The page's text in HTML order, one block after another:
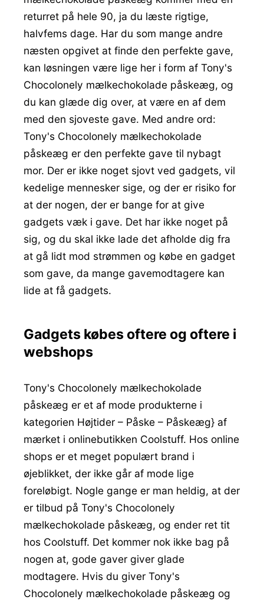
returret på hele 90, ja du læste rigtige,
halvfems dage. Har du som mange andre
næsten opgivet at finde den perfekte gave,
kan løsningen være lige her i form af Tony's
Chocolonely mælkechokolade påskeæg, og
du kan glæde dig over, at være en af dem
med den sjoveste gave. Med andre ord:
Tony's Chocolonely mælkechokolade
påskeæg er den perfekte gave til nybagt
mor. Der er ikke noget sjovt ved gadgets, vil
kedelige mennesker sige, og der er risiko for
at der nogen, der er bange for at give
gadgets væk i gave. Det har ikke noget på
sig, og du skal ikke lade det afholde dig fra
at gå lidt mod strømmen og købe en gadget
som gave, da mange gavemodtagere kan
lide at få gadgets.
Gadgets købes oftere og oftere i
webshops
Tony's Chocolonely mælkechokolade
påskeæg er et af mode produkterne i
kategorien Højtider – Påske – Påskeæg} af
mærket i onlinebutikken Coolstuff. Hos online
shops er et meget populært brand i
øjeblikket, der ikke går af mode lige
foreløbigt. Nogle gange er man heldig, at der
er tilbud på Tony's Chocolonely
mælkechokolade påskeæg, og ender ret tit
hos Coolstuff. Det kommer nok ikke bag på
nogen at, gode gaver giver glade
modtagere. Hvis du giver Tony's
Chocolonely mælkechokolade påskeæg og